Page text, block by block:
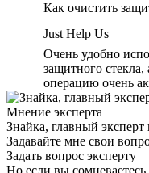
Как очистить
Just Help Us
Очень удобно
защитного
операцию очень
Мнение эксперта
Знайка, главный
Задавайте мне свои
Задать вопрос эксперту
Но если вы сомневаетесь